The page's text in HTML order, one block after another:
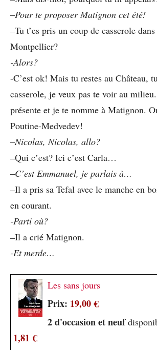
–Pour te proposer Matignon cet été!
–Tu t’es pris un coup de casserole
Montpellier?
-Alors?
-C’est ok! Mais tu restes au Château,
casserole, je veux pas te voir au
présente et je te nomme à Matignon.
Poutine-Medvedev!
–Nicolas, Nicolas, allo?
–Qui c’est? Ici c’est Carla…
–C’est Emmanuel, je parlais à…
–Il a pris sa Tefal avec le manche en
en courant.
-Parti où?
–Il a crié Matignon.
-Et merde…
Les sans jours
Prix: 19,00 €
2 d'occasion et neuf
1,81 €